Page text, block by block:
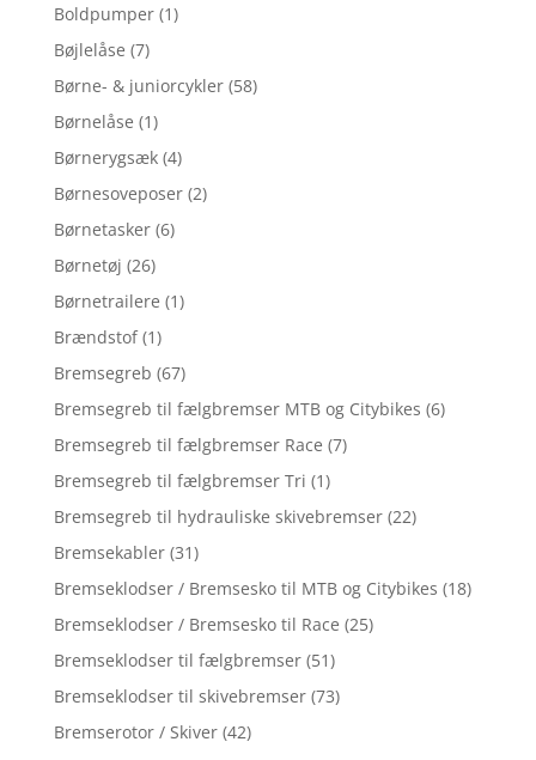
Boldpumper (1)
Bøjlelåse (7)
Børne- & juniorcykler (58)
Børnelåse (1)
Børnerygsæk (4)
Børnesoveposer (2)
Børnetasker (6)
Børnetøj (26)
Børnetrailere (1)
Brændstof (1)
Bremsegreb (67)
Bremsegreb til fælgbremser MTB og Citybikes (6)
Bremsegreb til fælgbremser Race (7)
Bremsegreb til fælgbremser Tri (1)
Bremsegreb til hydrauliske skivebremser (22)
Bremsekabler (31)
Bremseklodser / Bremsesko til MTB og Citybikes (18)
Bremseklodser / Bremsesko til Race (25)
Bremseklodser til fælgbremser (51)
Bremseklodser til skivebremser (73)
Bremserotor / Skiver (42)